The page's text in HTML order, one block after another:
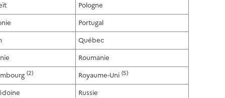
Pologne
Portugal
Québec
Roumanie
(2) Royaume-Uni (5)
Russie